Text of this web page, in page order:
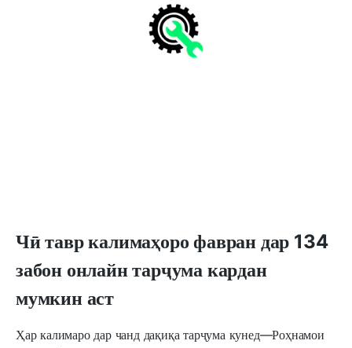
Чӣ тавр калимаҳоро фавран дар 134
забон онлайн тарҷума кардан
мумкин аст
Ҳар калимаро дар чанд дақиқа тарҷума кунед—Роҳнамои